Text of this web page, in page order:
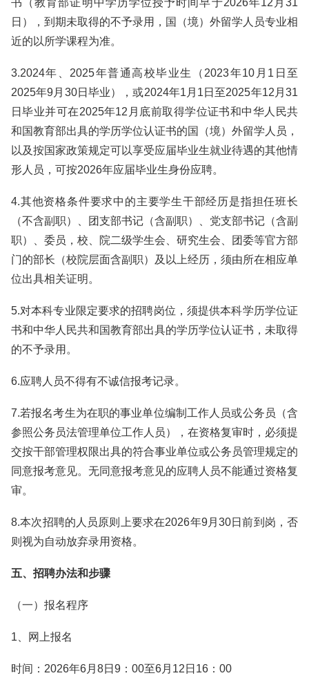
书（教育部证明中学历学位授予时间早于2026年12月31
日），到期未取得的不予录用，国（境）外留学人员专业相
近的以所学课程为准。
3.2024年、2025年普通高校毕业生（2023年10月1日至
2025年9月30日毕业），或2024年1月1日至2025年12月31
日毕业并可在2025年12月底前取得学位证书和中华人民共
和国教育部出具的学历学位认证书的国（境）外留学人员，
以及按国家政策规定可以享受应届毕业生就业待遇的其他情
形人员，可按2026年应届毕业生身份应聘。
4.其他资格条件要求中的主要学生干部经历是指担任班长
（不含副职）、团支部书记（含副职）、党支部书记（含副
职）、委员，校、院二级学生会、研究生会、团委等官方部
门的部长（校院层面含副职）及以上经历，须由所在相应单
位出具相关证明。
5.对本科专业限定要求的招聘岗位，须提供本科学历学位证
书和中华人民共和国教育部出具的学历学位认证书，未取得
的不予录用。
6.应聘人员不得有不诚信报考记录。
7.若报名考生为在职的事业单位编制工作人员或公务员（含
参照公务员法管理单位工作人员），在资格复审时，必须提
交按干部管理权限出具的符合事业单位或公务员管理规定的
同意报考意见。无同意报考意见的应聘人员不能通过资格复
审。
8.本次招聘的人员原则上要求在2026年9月30日前到岗，否
则视为自动放弃录用资格。
五、招聘办法和步骤
（一）报名程序
1、网上报名
时间：2026年6月8日9：00至6月12日16：00